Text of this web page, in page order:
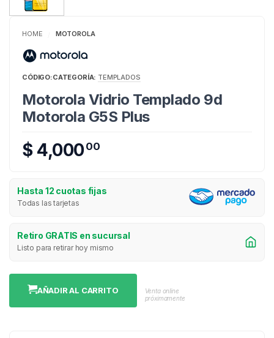
HOME MOTOROLA
CÓDIGO:CATEGORÍA: TEMPLADOS
Motorola Vidrio Templado 9d
Motorola G5S Plus
$ 4,00000
Hasta 12 cuotas fijas
Todas las tarjetas
Retiro GRATIS en sucursal
Listo para retirar hoy mismo
AÑADIR AL CARRITO
Venta online
próximamente